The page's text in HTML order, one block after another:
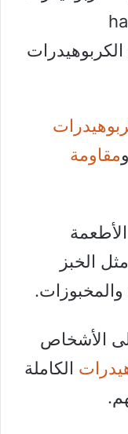
تجنب الكربوهيدرات
مقاومة
الخبز
والمخبوزات.
الأشخاص
الكاملة